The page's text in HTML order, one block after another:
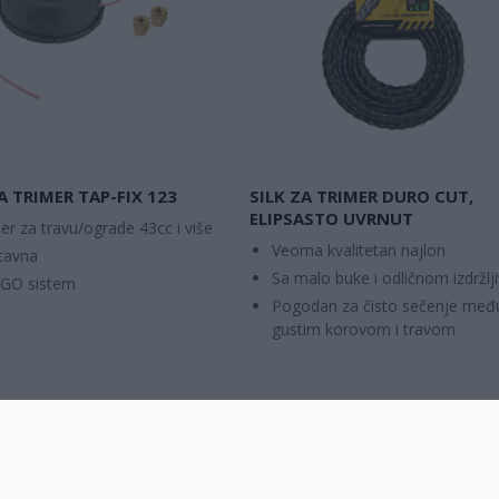
TRIMER TAP-FIX 123
za travu/ograde 43cc i više
sistem
SILK ZA TRIMER DURO CUT,
ELIPSASTO UVRNUT
Veoma kvalitetan najlon
Sa malo buke i odličnom
Pogodan za čisto sečenje
gustim korovom i travom